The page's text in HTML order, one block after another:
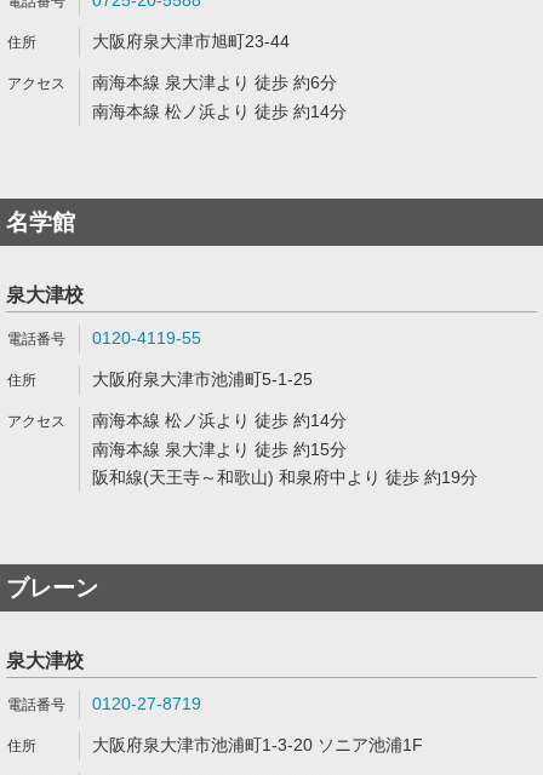
大阪府泉大津市旭町23-44
南海本線 泉大津より 徒歩 約6分
南海本線 松ノ浜より 徒歩 約14分
名学館
泉大津校
0120-4119-55
大阪府泉大津市池浦町5-1-25
南海本線 松ノ浜より 徒歩 約14分
南海本線 泉大津より 徒歩 約15分
阪和線(天王寺～和歌山) 和泉府中より 徒歩 約19分
ブレーン
泉大津校
0120-27-8719
大阪府泉大津市池浦町1-3-20 ソニア池浦1F